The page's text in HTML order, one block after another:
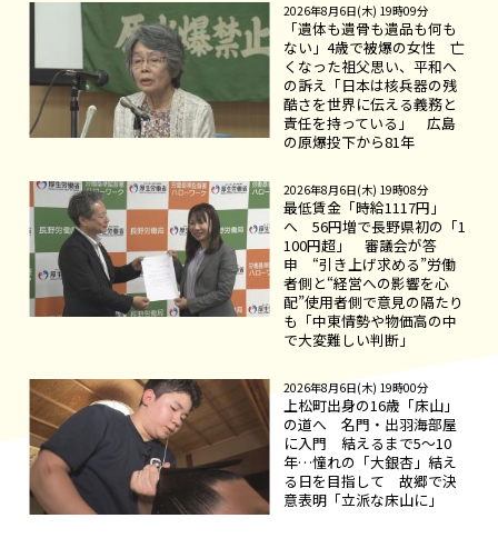
2026年8月6日(木) 19時09分
「遺体も遺骨も遺品も何も
ない」4歳で被爆の女性 亡
くなった祖父思い、平和へ
の訴え「日本は核兵器の残
酷さを世界に伝える義務と
責任を持っている」 広島
の原爆投下から81年
2026年8月6日(木) 19時08分
最低賃金「時給1117円」
へ 56円増で長野県初の「1
100円超」 審議会が答
申 “引き上げ求める”労働
者側と“経営への影響を心
配”使用者側で意見の隔たり
も「中東情勢や物価高の中
で大変難しい判断」
2026年8月6日(木) 19時00分
上松町出身の16歳「床山」
の道へ 名門・出羽海部屋
に入門 結えるまで5～10
年…憧れの「大銀杏」結え
る日を目指して 故郷で決
意表明「立派な床山に」